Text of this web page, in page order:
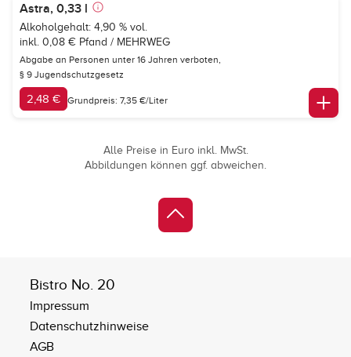
Astra, 0,33 l
Alkoholgehalt: 4,90 % vol.
inkl. 0,08 € Pfand / MEHRWEG
Abgabe an Personen unter 16 Jahren verboten,
§ 9 Jugendschutzgesetz
2,48 € Grundpreis: 7,35 €/Liter
Alle Preise in Euro inkl. MwSt.
Abbildungen können ggf. abweichen.
Bistro No. 20
Impressum
Datenschutzhinweise
AGB